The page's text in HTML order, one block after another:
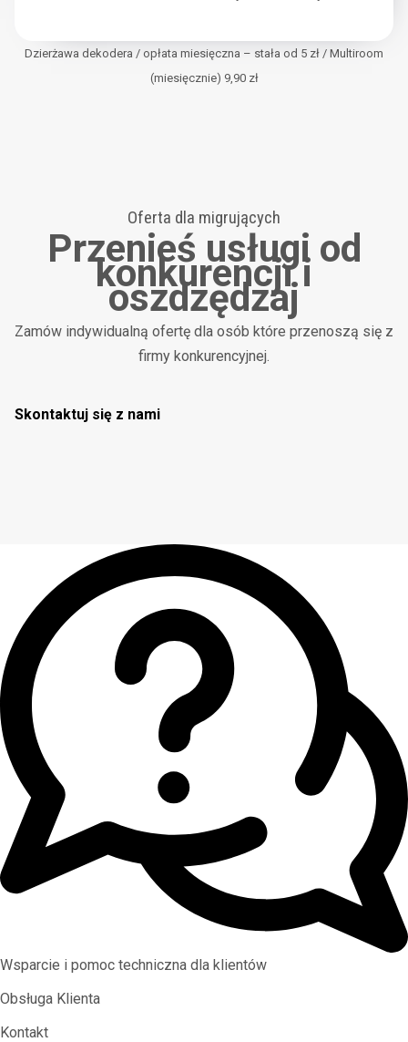
Dzierżawa dekodera / opłata miesięczna – stała od 5 zł / Multiroom
(miesięcznie) 9,90 zł
Oferta dla migrujących
Przenieś usługi od
konkurencji i
oszdzędzaj
Zamów indywidualną ofertę dla osób które przenoszą się z
firmy konkurencyjnej.
Skontaktuj się z nami
Wsparcie i pomoc techniczna dla klientów
Obsługa Klienta
Kontakt